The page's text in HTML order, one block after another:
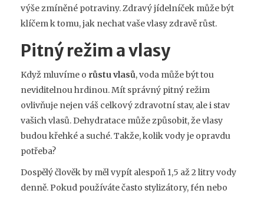
výše zmíněné potraviny. Zdravý jídelníček může být
klíčem k tomu, jak nechat vaše vlasy zdravě růst.
Pitný režim a vlasy
Když mluvíme o růstu vlasů, voda může být tou
neviditelnou hrdinou. Mít správný pitný režim
ovlivňuje nejen váš celkový zdravotní stav, ale i stav
vašich vlasů. Dehydratace může způsobit, že vlasy
budou křehké a suché. Takže, kolik vody je opravdu
potřeba?
Dospělý člověk by měl vypít alespoň 1,5 až 2 litry vody
denně. Pokud používáte často stylizátory, fén nebo